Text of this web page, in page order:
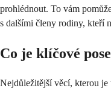
prohlédnout. To vám
s dalšími členy rodiny, kteří
Co je klíčové
Nejdůležitější věcí, kterou